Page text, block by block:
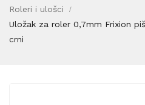
Roleri i ulošci
Uložak za roler 0,7mm Frixion
crni